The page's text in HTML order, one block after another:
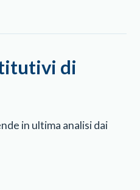
di
in ultima analisi dai